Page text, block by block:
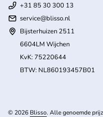
+31 85 30 300 13
service@blisso.nl
Bijsterhuizen 2511
6604LM Wijchen
KvK: 75220644
BTW: NL860193457B01
© 2026 Blisso. Alle genoemde